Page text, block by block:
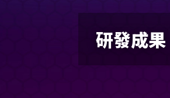
研發成果